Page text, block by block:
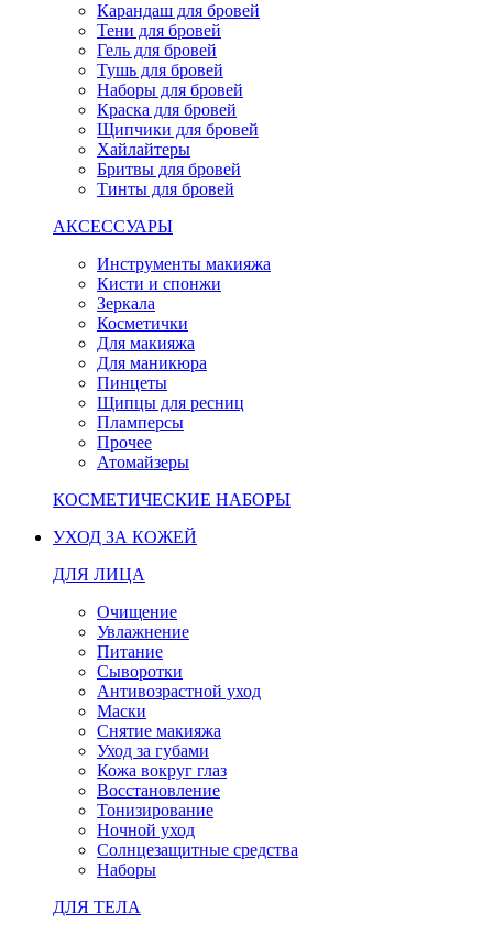
Карандаш для бровей
Тени для бровей
Гель для бровей
Тушь для бровей
Наборы для бровей
Краска для бровей
Щипчики для бровей
Хайлайтеры
Бритвы для бровей
Тинты для бровей
АКСЕССУАРЫ
Инструменты макияжа
Кисти и спонжи
Зеркала
Косметички
Для макияжа
Для маникюра
Пинцеты
Щипцы для ресниц
Пламперсы
Прочее
Атомайзеры
КОСМЕТИЧЕСКИЕ НАБОРЫ
УХОД ЗА КОЖЕЙ
ДЛЯ ЛИЦА
Очищение
Увлажнение
Питание
Сыворотки
Антивозрастной уход
Маски
Снятие макияжа
Уход за губами
Кожа вокруг глаз
Восстановление
Тонизирование
Ночной уход
Солнцезащитные средства
Наборы
ДЛЯ ТЕЛА